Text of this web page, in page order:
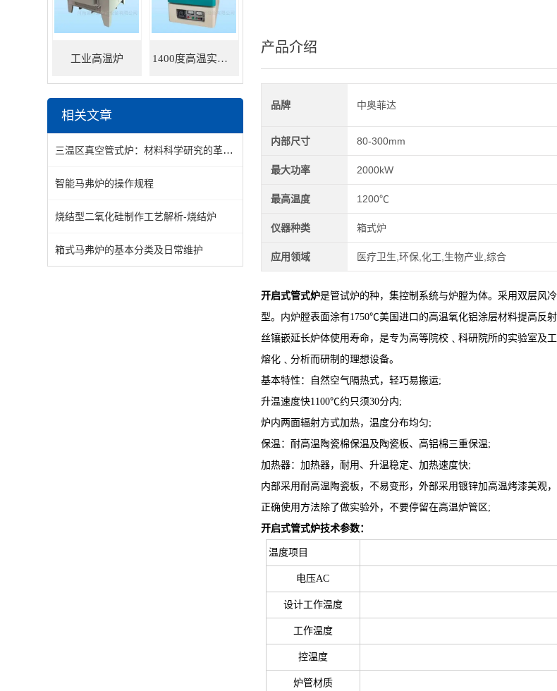
产品介绍
品牌 中奥菲达
内部尺寸 80-300mm
最大功率 2000kW
最高温度 1200℃
仪器种类 箱式炉
应用领域 医疗卫生,环保,化工,生物产业,综合
开启式管式炉是管试炉的种，集控制系统与炉膛为体。采用双层风
型。内炉膛表面涂有1750℃美国进口的高温氧化铝涂层材料提高反
丝镶嵌延长炉体使用寿命，是专为高等院校﹑科研院所的实验室及
熔化﹑分析而研制的理想设备。
基本特性：
自然空气隔热式，轻巧易搬运;
升温速度快1100℃约只须30分内;
炉内两面辐射方式加热，温度分布均匀;
保温：耐高温陶瓷棉保温及陶瓷板、高铝棉三重保温;
加热器：加热器，耐用、升温稳定、加热速度快;
内部采用耐高温陶瓷板，不易变形，外部采用镀锌加高温烤漆美观
正确使用方法除了做实验外，不要停留在高温炉管区;
开启式管式炉技术参数：
温度项目
电压AC
设计工作温度
工作温度
控温度
炉管材质
工业高温炉 1400度高温实验炉
相关文章
三温区真空管式炉：材料科学研究的革新设备
智能马弗炉的操作规程
烧结型二氧化硅制作工艺解析-烧结炉
箱式马弗炉的基本分类及日常维护